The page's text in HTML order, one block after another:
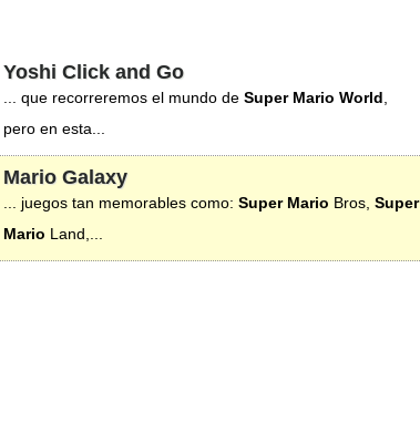
Yoshi Click and Go
... que recorreremos el mundo de Super Mario World
pero en esta...
Mario Galaxy
... juegos tan memorables como: Super Mario Bros, Super
Mario Land,...